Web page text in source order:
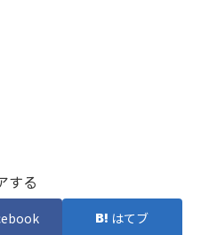
する
はてブ